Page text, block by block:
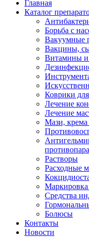
Главная
Каталог
Борьба с
Вакуумные
Вакцины,
Витамины и
Коврики
Лечение
Лечение
Мази, крема
Растворы
Расходные
Средства
Болюсы
Контакты
Новости